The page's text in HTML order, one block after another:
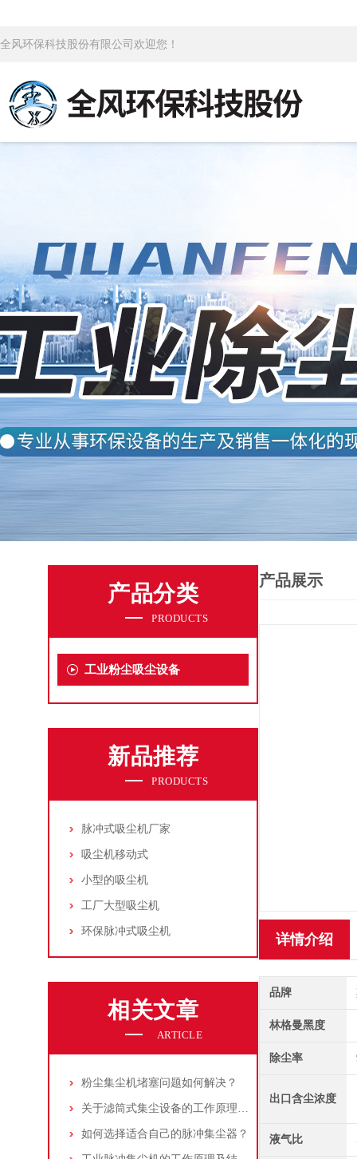
全风环保科技股份有限公司欢迎您！
产品分类
PRODUCTS
工业粉尘吸尘设备
新品推荐
PRODUCTS
脉冲式吸尘机厂家
吸尘机移动式
小型的吸尘机
工厂大型吸尘机
环保脉冲式吸尘机
相关文章
ARTICLE
粉尘集尘机堵塞问题如何解决？
关于滤筒式集尘设备的工作原理及特点说明
如何选择适合自己的脉冲集尘器？
产品展示
详情介绍
品牌
林格曼黑度
除尘率
出口含尘浓度
液气比